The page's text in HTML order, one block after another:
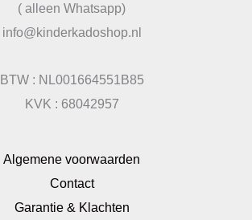
( alleen Whatsapp)
info@kinderkadoshop.nl
BTW : NL001664551B85
KVK : 68042957
Algemene voorwaarden
Contact
Garantie & Klachten